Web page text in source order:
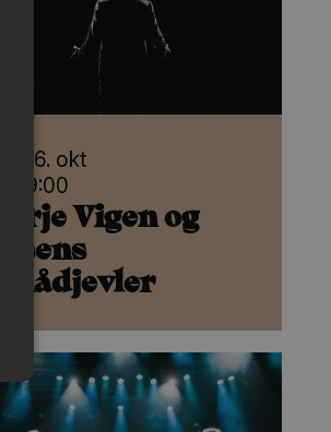
Fre 16. okt
Kl. 19:00
Terje Vigen og
Ibsens
smådjevler